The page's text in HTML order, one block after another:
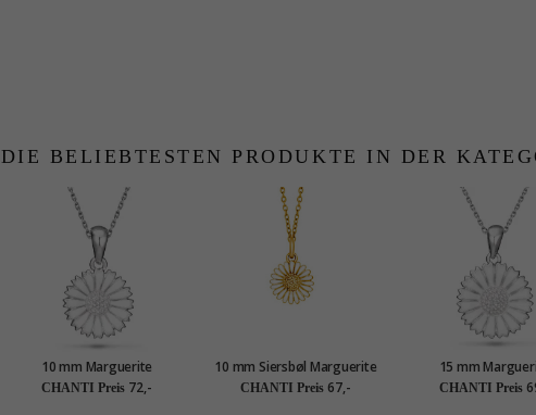
DIE BELIEBTESTEN PRODUKTE IN DER
10 mm Marguerite
Halskette aus Silber - Marie
CHANTI Preis 72,-
10 mm Siersbøl Marguerite
Anhänger mit Halskette in
CHANTI Preis 67,-
15 mm
Halskette aus Silber
CHANTI Preis